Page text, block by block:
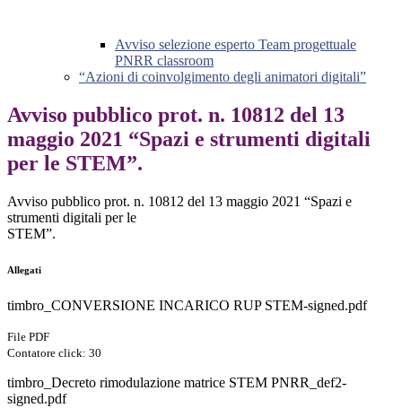
Avviso selezione esperto Team progettuale
PNRR classroom
“Azioni di coinvolgimento degli animatori digitali”
Avviso pubblico prot. n. 10812 del 13
maggio 2021 “Spazi e strumenti digitali
per le STEM”.
Avviso pubblico prot. n. 10812 del 13 maggio 2021 “Spazi e
strumenti digitali per le
STEM”.
Allegati
timbro_CONVERSIONE INCARICO RUP STEM-signed.pdf
File PDF
Contatore click: 30
timbro_Decreto rimodulazione matrice STEM PNRR_def2-
signed.pdf